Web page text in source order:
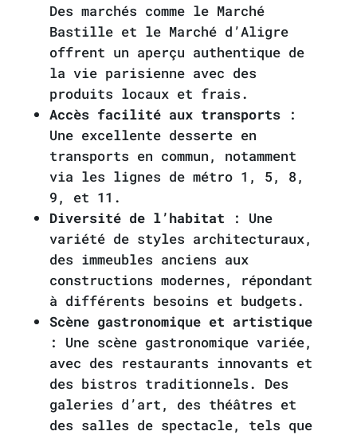
Des marchés comme le Marché
Bastille et le Marché d’Aligre
offrent un aperçu authentique de
la vie parisienne avec des
produits locaux et frais.
Accès facilité aux transports:
Une excellente desserte en
transports en commun, notamment
via les lignes de métro 1, 5, 8,
9, et 11.
Diversité de l’habitat : Une
variété de styles architecturaux,
des immeubles anciens aux
constructions modernes, répondant
à différents besoins et budgets.
Scène gastronomique et artistique
: Une scène gastronomique variée,
avec des restaurants innovants et
des bistros traditionnels. Des
galeries d’art, des théâtres et
des salles de spectacle, tels que